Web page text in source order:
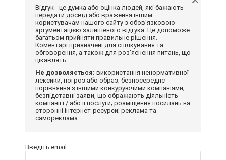
Відгук - це думка або оцінка людей, які бажають
передати досвід або враження іншим
користувачам нашого сайту з обов'язковою
аргументацією залишеного відгука. Це допоможе
багатьом прийняти правильне рішення.
Коментарі призначені для спілкування та
обговорення, а також для роз'яснення питань, що
цікавлять.
Не дозволяється: використання ненормативної
лексики, погроз або образ; безпосереднє
порівняння з іншими конкуруючими компаніями;
безпідставні заяви, що ображають діяльність
компанії і / або її послуги; розміщення посилань на
сторонні інтернет-ресурси; реклама та
самореклама.
Введіть email: